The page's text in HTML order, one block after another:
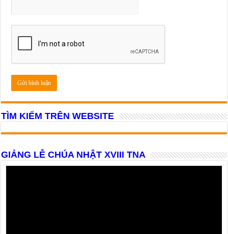
TÌM KIẾM TRÊN WEBSITE
GIẢNG LỄ CHÚA NHẬT XVIII TNA